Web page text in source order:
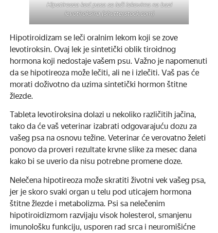
Hipotireoza kod pasa se leči lekovima na bazi
levotiroksina (shutterstock.com)
Hipotiroidizam se leči oralnim lekom koji se zove
levotiroksin. Ovaj lek je sintetički oblik tiroidnog
hormona koji nedostaje vašem psu. Važno je napomenuti
da se hipotireoza može lečiti, ali ne i izlečiti. Vaš pas će
morati doživotno da uzima sintetički hormon štitne
žlezde.
Tableta levotiroksina dolazi u nekoliko različitih jačina,
tako da će vaš veterinar izabrati odgovarajuću dozu za
vašeg psa na osnovu težine. Veterinar će verovatno želeti
ponovo da proveri rezultate krvne slike za mesec dana
kako bi se uverio da nisu potrebne promene doze.
Nelečena hipotireoza može skratiti životni vek vašeg psa,
jer je skoro svaki organ u telu pod uticajem hormona
štitne žlezde i metabolizma. Psi sa nelečenim
hipotiroidizmom razvijaju visok holesterol, smanjenu
imunološku funkciju, usporen rad srca i neuromišićne